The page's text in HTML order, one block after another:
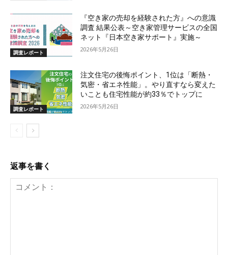
調査レポート
『空き家の売却を経験された方』への意識
調査 結果公表～空き家管理サービスの全国
ネット『日本空き家サポート』実施～
2026年5月26日
調査レポート
注文住宅の後悔ポイント、1位は「断熱・
気密・省エネ性能」。やり直すなら変えた
いことも住宅性能が約33％でトップに
2026年5月26日
返事を書く